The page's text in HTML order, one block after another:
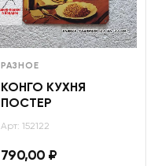
РАЗНОЕ
КОНГО КУХНЯ
ПОСТЕР
Арт: 152122
790,00 ₽